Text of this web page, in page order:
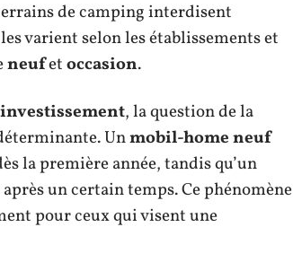
de camping interdisent
varient selon les établissements et
neufetoccasion.
, la question de la
Unmobil-home neuf
la première année, tandis qu’un
un certain temps. Ce phénomène
pour ceux qui visent une